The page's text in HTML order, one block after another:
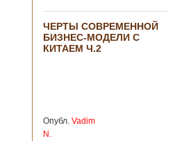
в метрополитене В
Пекине или
Шанхае терактов
государством. Но в
метрополитене
ЧЕРТЫ СОВРЕМЕННОЙ
БИЗНЕС-МОДЕЛИ С
КИТАЕМ Ч.2
Опубл. Vadim
N.